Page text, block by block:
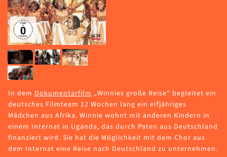
In dem Dokumentarfilm „Winnies große Reise“ begleitet ein
deutsches Filmteam 12 Wochen lang ein elfjähriges
Mädchen aus Afrika. Winnie wohnt mit anderen Kindern in
einem Internat in Uganda, das durch Paten aus Deutschland
finanziert wird. Sie hat die Möglichkeit mit dem Chor aus
dem Internat eine Reise nach Deutschland zu unternehmen.